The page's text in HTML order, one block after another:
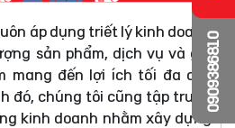
áp dụng triết lý kinh doanh
sản phẩm, dịch vụ và giá
mang đến lợi ích tối đa cho
đó, chúng tôi cũng tập trung
kinh doanh nhằm xây dựng
0909386810